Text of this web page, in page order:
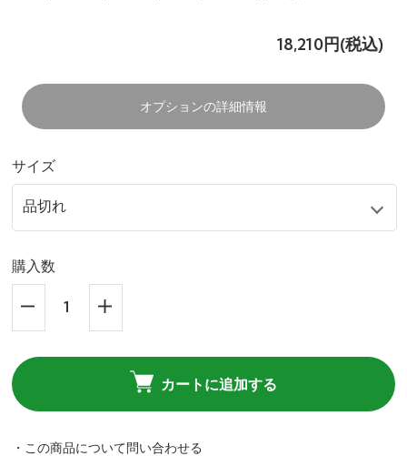
18,210円(税込)
オプションの詳細情報
サイズ
購入数
カートに追加する
・この商品について問い合わせる